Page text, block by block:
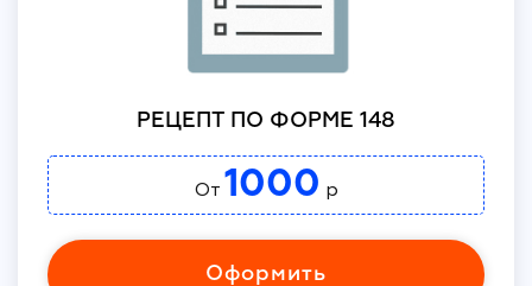
РЕЦЕПТ ПО ФОРМЕ 148
От 1000 р
Оформить